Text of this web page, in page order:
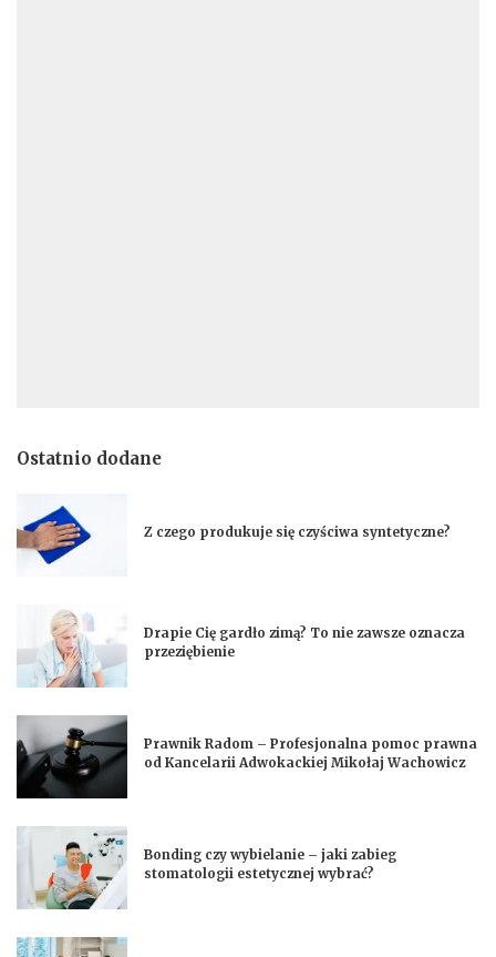
Ostatnio dodane
Z czego produkuje się czyściwa syntetyczne?
Drapie Cię gardło zimą? To nie zawsze oznacza
przeziębienie
Prawnik Radom – Profesjonalna pomoc prawna
od Kancelarii Adwokackiej Mikołaj Wachowicz
Bonding czy wybielanie – jaki zabieg
stomatologii estetycznej wybrać?